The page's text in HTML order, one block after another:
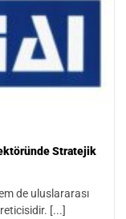
Stratejik
de uluslararası
[...]